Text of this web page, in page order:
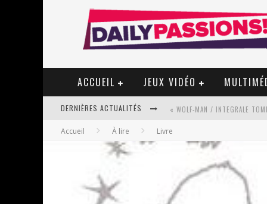
ACCUEIL JEUX VIDÉO
DERNIÈRES ACTUALITÉS « WOLF-MAN / INTEGRALE
« MON VILLAGE RÉVOLTÉ » -
Accueil À lire Livre